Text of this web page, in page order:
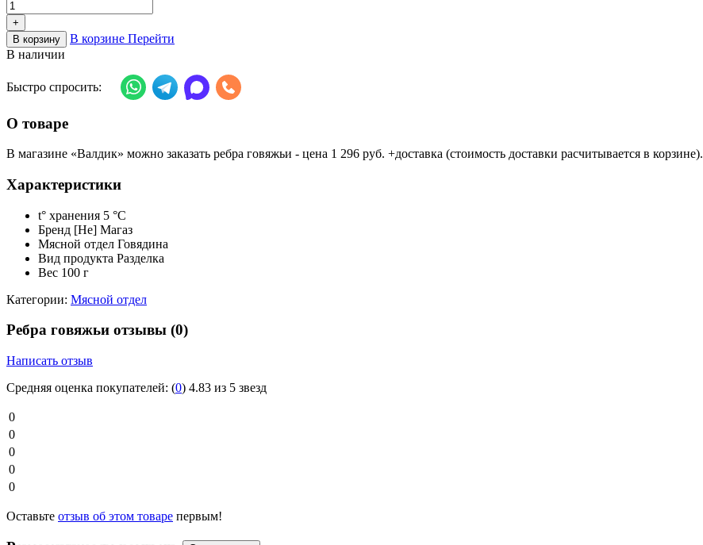
+
В корзину
В корзине Перейти
В наличии
Быстро спросить:
О товаре
В магазине «Валдик» можно заказать ребра говяжьи - цена 1 296 руб. +доставка (стоимость доставки расчитывается в корзине).
Характеристики
t° хранения 5 °C
Бренд [Не] Магаз
Мясной отдел Говядина
Вид продукта Разделка
Вес 100 г
Категории: Мясной отдел
Ребра говяжьи отзывы (0)
Написать отзыв
Средняя оценка покупателей: (0) 4.83 из 5 звезд
0
0
0
0
0
Оставьте отзыв об этом товаре первым!